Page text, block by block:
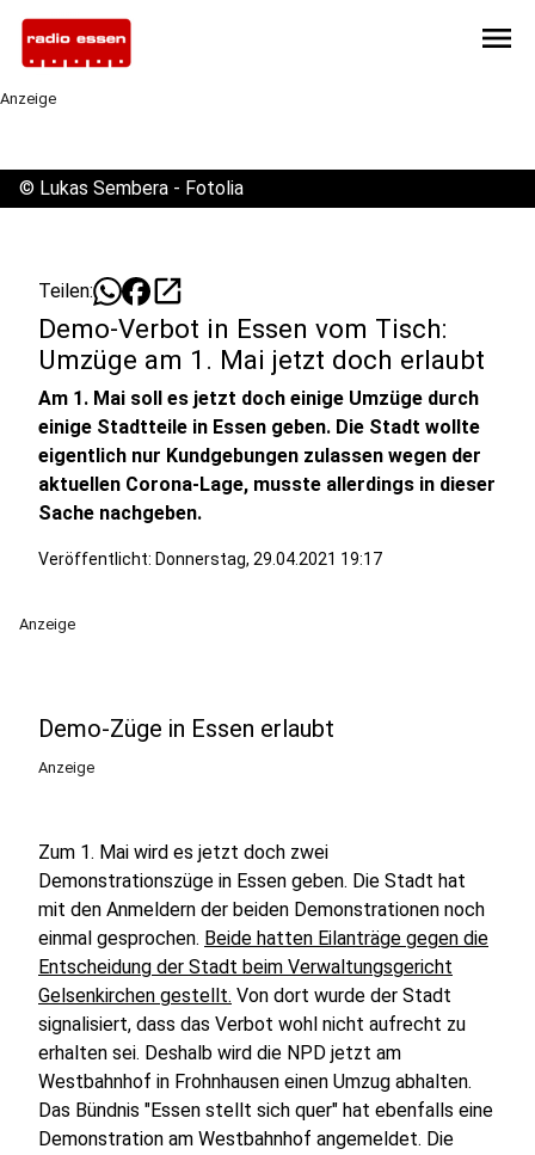
menu
Anzeige
© Lukas Sembera - Fotolia
Teilen: open_in_new
Demo-Verbot in Essen vom Tisch:
Umzüge am 1. Mai jetzt doch erlaubt
Am 1. Mai soll es jetzt doch einige Umzüge durch
einige Stadtteile in Essen geben. Die Stadt wollte
eigentlich nur Kundgebungen zulassen wegen der
aktuellen Corona-Lage, musste allerdings in dieser
Sache nachgeben.
Veröffentlicht: Donnerstag, 29.04.2021 19:17
Anzeige
Demo-Züge in Essen erlaubt
Anzeige
Zum 1. Mai wird es jetzt doch zwei
Demonstrationszüge in Essen geben. Die Stadt hat
mit den Anmeldern der beiden Demonstrationen noch
einmal gesprochen. Beide hatten Eilanträge gegen die
Entscheidung der Stadt beim Verwaltungsgericht
Gelsenkirchen gestellt. Von dort wurde der Stadt
signalisiert, dass das Verbot wohl nicht aufrecht zu
erhalten sei. Deshalb wird die NPD jetzt am
Westbahnhof in Frohnhausen einen Umzug abhalten.
Das Bündnis "Essen stellt sich quer" hat ebenfalls eine
Demonstration am Westbahnhof angemeldet. Die